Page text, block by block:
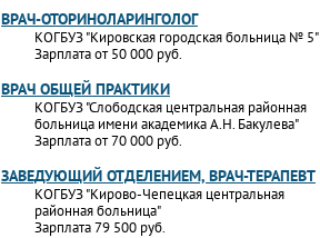
ВРАЧ-ОТОРИНОЛАРИНГОЛОГ
КОГБУЗ "Кировская городская больница № 5"
Зарплата от 50 000 руб.
ВРАЧ ОБЩЕЙ ПРАКТИКИ
КОГБУЗ "Слободская центральная районная
больница имени академика А.Н. Бакулева"
Зарплата от 70 000 руб.
ЗАВЕДУЮЩИЙ ОТДЕЛЕНИЕМ, ВРАЧ-ТЕРАПЕВТ
КОГБУЗ "Кирово-Чепецкая центральная
районная больница"
Зарплата 79 500 руб.